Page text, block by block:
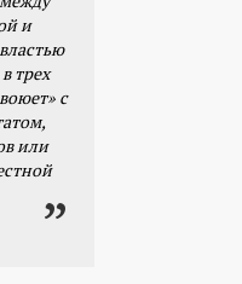
и
трех
с
или